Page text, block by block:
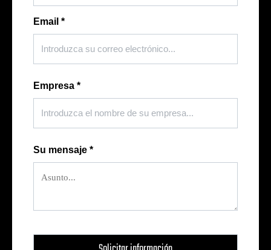
Email *
Empresa *
Su mensaje *